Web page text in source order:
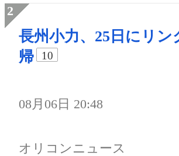
長州小力、25日にリン
帰
10
08月06日 20:48
オリコンニュース